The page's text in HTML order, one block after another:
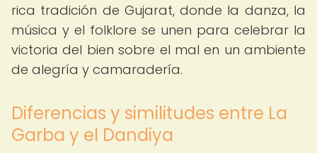
rica tradición de Gujarat, donde la danza, la
música y el folklore se unen para celebrar la
victoria del bien sobre el mal en un ambiente
de alegría y camaradería.
Diferencias y similitudes entre La
Garba y el Dandiya